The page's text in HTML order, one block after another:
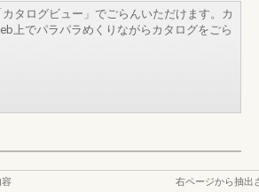
タログビュー」でごらんいただけます。カ
上でパラパラめくりながらカタログをごら
容
右ページから抽出